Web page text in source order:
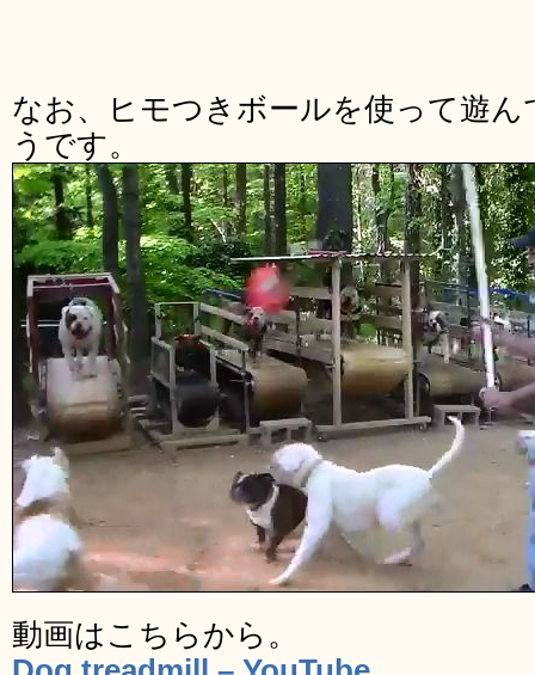
なお、ヒモつきボールを使って遊
うです。
動画はこちらから。